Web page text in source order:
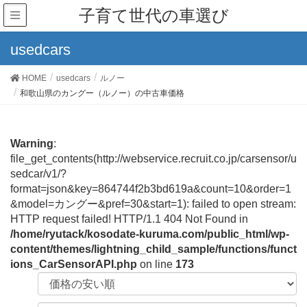
子育て世代の車選び
usedcars
HOME usedcars
ルノー
和歌山県のカングー（ルノー）の中古車価格
Warning:
file_get_contents(http://webservice.recruit.co.jp/carsensor/u
sedcar/v1/?
format=json&key=864744f2b3bd619a&count=10&order=1
&model=カングー&pref=30&start=1): failed to open stream:
HTTP request failed! HTTP/1.1 404 Not Found in
/home/ryutack/kosodate-kuruma.com/public_html/wp-
content/themes/lightning_child_sample/functions/funct
ions_CarSensorAPI.php on line 173